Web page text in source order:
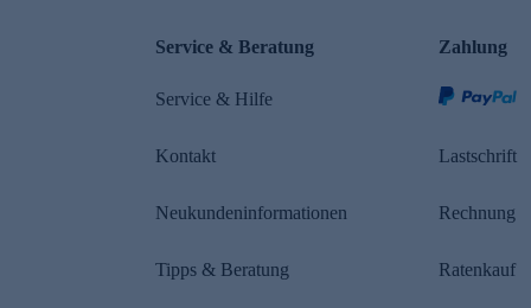
Service & Beratung
Service & Hilfe
Kontakt
Neukundeninformationen
Tipps & Beratung
Zahlung
Lastschrift
Rechnung
Ratenkauf